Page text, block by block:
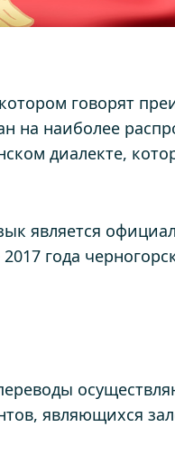
говорят
на наиболее
диалекте,
является
года
являющихся